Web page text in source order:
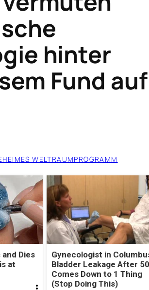
hinter
Fund auf
WELTRAUMPROGRAMM
Dies
at
Gynecologist in
Bladder Leakage After 50
Comes Down to 1 Thing
(Stop Doing This)